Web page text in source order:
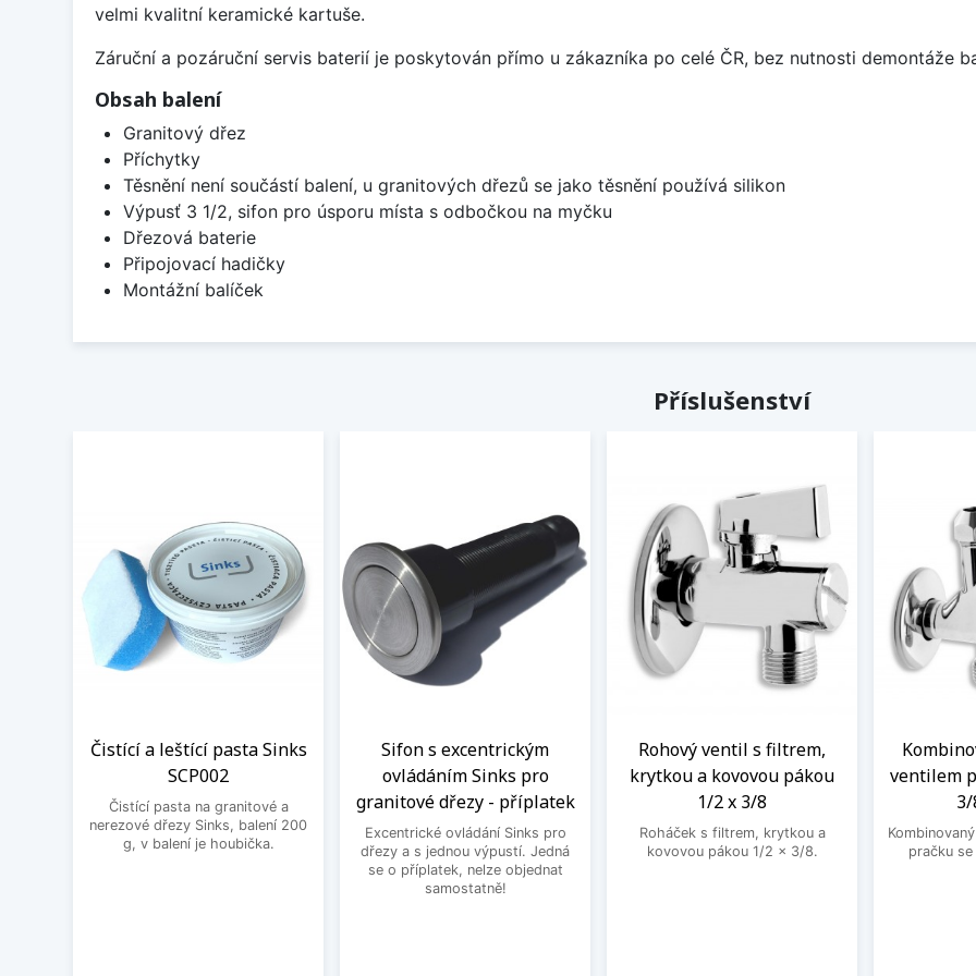
velmi kvalitní keramické kartuše.
Záruční a pozáruční servis baterií je poskytován přímo u zákazníka po celé ČR, bez nutnosti demontáže
Obsah balení
Granitový dřez
Příchytky
Těsnění není součástí balení, u granitových dřezů se jako těsnění používá silikon
Výpusť 3 1/2, sifon pro úsporu místa s odbočkou na myčku
Dřezová baterie
Připojovací hadičky
Montážní balíček
Příslušenství
Čistící a leštící pasta Sinks
SCP002
Čistící pasta na granitové a
nerezové dřezy Sinks, balení 200
g, v balení je houbička.
Sifon s excentrickým
ovládáním Sinks pro
granitové dřezy - příplatek
Excentrické ovládání Sinks pro
dřezy a s jednou výpustí. Jedná
se o příplatek, nelze objednat
samostatně!
Rohový ventil s filtrem,
krytkou a kovovou pákou
1/2 x 3/8
Roháček s filtrem, krytkou a
kovovou pákou 1/2 x 3/8.
ventilem
pračku